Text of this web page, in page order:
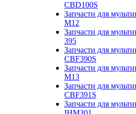
CBD100S
Запчасти для
M12
Запчасти для
395
Запчасти для
CBF390S
Запчасти для
M13
Запчасти для
CBF391S
Запчасти для